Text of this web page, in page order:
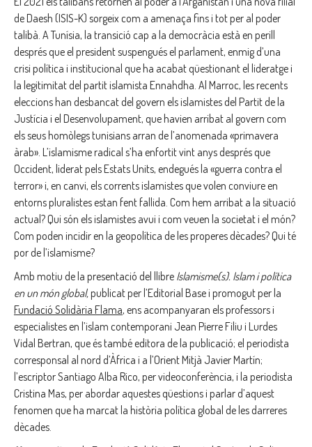
de Daesh (ISIS-K) sorgeix com a amenaça fins i tot per al poder
talibà. A Tunísia, la transició cap a la democràcia està en perill
després que el president suspengués el parlament, enmig d’una
crisi política i institucional que ha acabat qüestionant el lideratge i
la legitimitat del partit islamista Ennahdha. Al Marroc, les recents
eleccions han desbancat del govern els islamistes del Partit de la
Justícia i el Desenvolupament, que havien arribat al govern com
els seus homòlegs tunisians arran de l’anomenada «primavera
àrab». L’islamisme radical s’ha enfortit vint anys després que
Occident, liderat pels Estats Units, endegués la «guerra contra el
terror» i, en canvi, els corrents islamistes que volen conviure en
entorns pluralistes estan fent fallida. Com hem arribat a la situació
actual? Qui són els islamistes avui i com veuen la societat i el món?
Com poden incidir en la geopolítica de les properes dècades? Qui té
por de l’islamisme?
Amb motiu de la presentació del llibre Islamisme(s). Islam i política
en un món global,publicat per l’Editorial Base i promogut per la
Fundació Solidària Flama, ens acompanyaran els professors i
especialistes en l’islam contemporani Jean Pierre Filiu i Lurdes
Vidal Bertran, que és també editora de la publicació; el periodista
corresponsal al nord d’Àfrica i a l’Orient Mitjà Javier Martín;
l’escriptor Santiago Alba Rico, per videoconferència, i la periodista
Cristina Mas, per abordar aquestes qüestions i parlar d’aquest
fenomen que ha marcat la història política global de les darreres
dècades.